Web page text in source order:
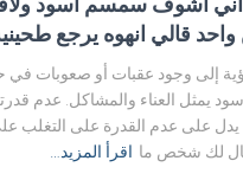
واحد قالي انهوه يرجع
إلى وجود عقبات أو صعوبات في
يمثل العناء والمشاكل. عدم
على عدم القدرة على التغلب
لك شخص ما اقرأ المزيد…